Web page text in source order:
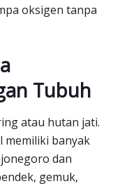
oksigen tanpa
Tubuh
atau hutan jati.
memiliki banyak
dan
gemuk,